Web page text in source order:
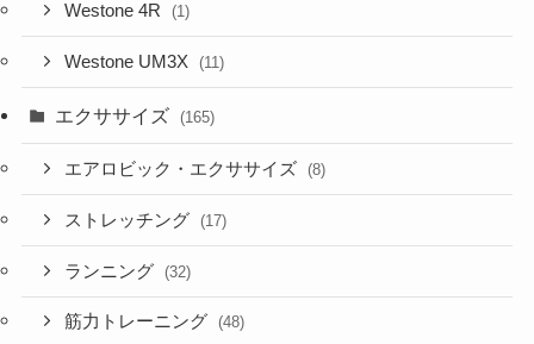
Westone 4R (1)
Westone UM3X (11)
エクササイズ (165)
エアロビック・エクササイズ (8)
ストレッチング (17)
ランニング (32)
筋力トレーニング (48)